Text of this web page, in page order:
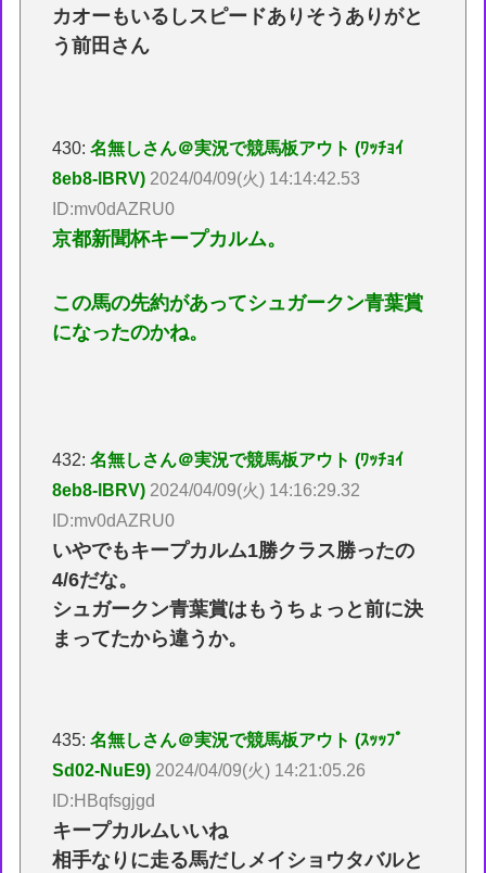
カオーもいるしスピードありそうありがと
う前田さん
430:名無しさん＠実況で競馬板アウト (ﾜｯﾁｮｲ
8eb8-lBRV) 2024/04/09(火) 14:14:42.53
ID:mv0dAZRU0
京都新聞杯キープカルム。
この馬の先約があってシュガークン青葉賞
になったのかね。
432:名無しさん＠実況で競馬板アウト (ﾜｯﾁｮｲ
8eb8-lBRV) 2024/04/09(火) 14:16:29.32
ID:mv0dAZRU0
いやでもキープカルム1勝クラス勝ったの
4/6だな。
シュガークン青葉賞はもうちょっと前に決
まってたから違うか。
435:名無しさん＠実況で競馬板アウト (ｽｯｯﾌﾟ
Sd02-NuE9) 2024/04/09(火) 14:21:05.26
ID:HBqfsgjgd
キープカルムいいね
相手なりに走る馬だしメイショウタバルと